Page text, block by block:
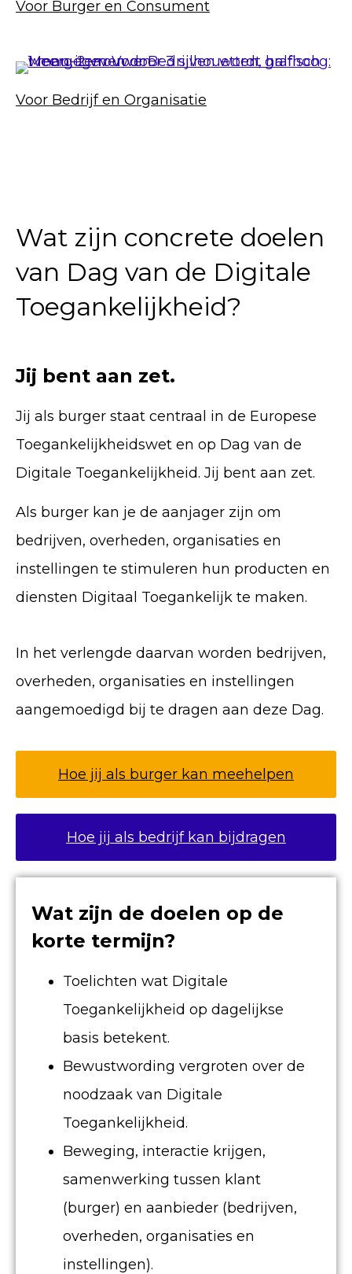
Voor Burger en Consument
Voor Bedrijf en Organisatie
Wat zijn concrete doelen
van Dag van de Digitale
Toegankelijkheid?
Jij bent aan zet.
Jij als burger staat centraal in de Europese
Toegankelijkheidswet en op Dag van de
Digitale Toegankelijkheid. Jij bent aan zet.
Als burger kan je de aanjager zijn om
bedrijven, overheden, organisaties en
instellingen te stimuleren hun producten en
diensten Digitaal Toegankelijk te maken.
In het verlengde daarvan worden bedrijven,
overheden, organisaties en instellingen
aangemoedigd bij te dragen aan deze Dag.
Hoe jij als burger kan meehelpen
Hoe jij als bedrijf kan bijdragen
Wat zijn de doelen op de
korte termijn?
Toelichten wat Digitale
Toegankelijkheid op dagelijkse
basis betekent.
Bewustwording vergroten over de
noodzaak van Digitale
Toegankelijkheid.
Beweging, interactie krijgen,
samenwerking tussen klant
(burger) en aanbieder (bedrijven,
overheden, organisaties en
instellingen).